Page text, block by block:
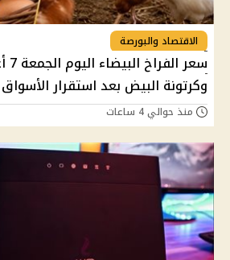
الاقتصاد والبورصة
وكرتونة البيض بعد استقرار الأسواق
منذ حوالي 4 ساعات